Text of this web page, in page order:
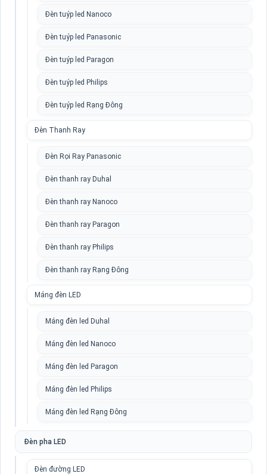
Đèn tuýp led Nanoco
Đèn tuýp led Panasonic
Đèn tuýp led Paragon
Đèn tuýp led Philips
Đèn tuýp led Rạng Đông
Đèn Thanh Ray
Đèn Rọi Ray Panasonic
Đèn thanh ray Duhal
Đèn thanh ray Nanoco
Đèn thanh ray Paragon
Đèn thanh ray Philips
Đèn thanh ray Rạng Đông
Máng đèn LED
Máng đèn led Duhal
Máng đèn led Nanoco
Máng đèn led Paragon
Máng đèn led Philips
Máng đèn led Rạng Đông
Đèn pha LED
Đèn đường LED